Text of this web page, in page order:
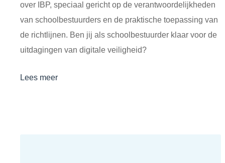
over IBP, speciaal gericht op de verantwoordelijkheden
van schoolbestuurders en de praktische toepassing van
de richtlijnen. Ben jij als schoolbestuurder klaar voor de
uitdagingen van digitale veiligheid?
Lees meer